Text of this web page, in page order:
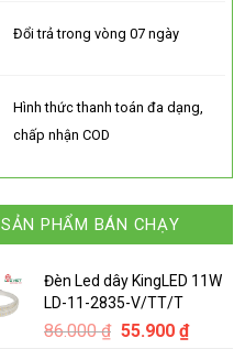
Đổi trả trong vòng 07 ngày
Hình thức thanh toán đa dạng,
chấp nhận COD
SẢN PHẨM BÁN CHẠY
Đèn Led dây KingLED 11W
LD-11-2835-V/TT/T
86.000₫ Original
55.900 ₫Current